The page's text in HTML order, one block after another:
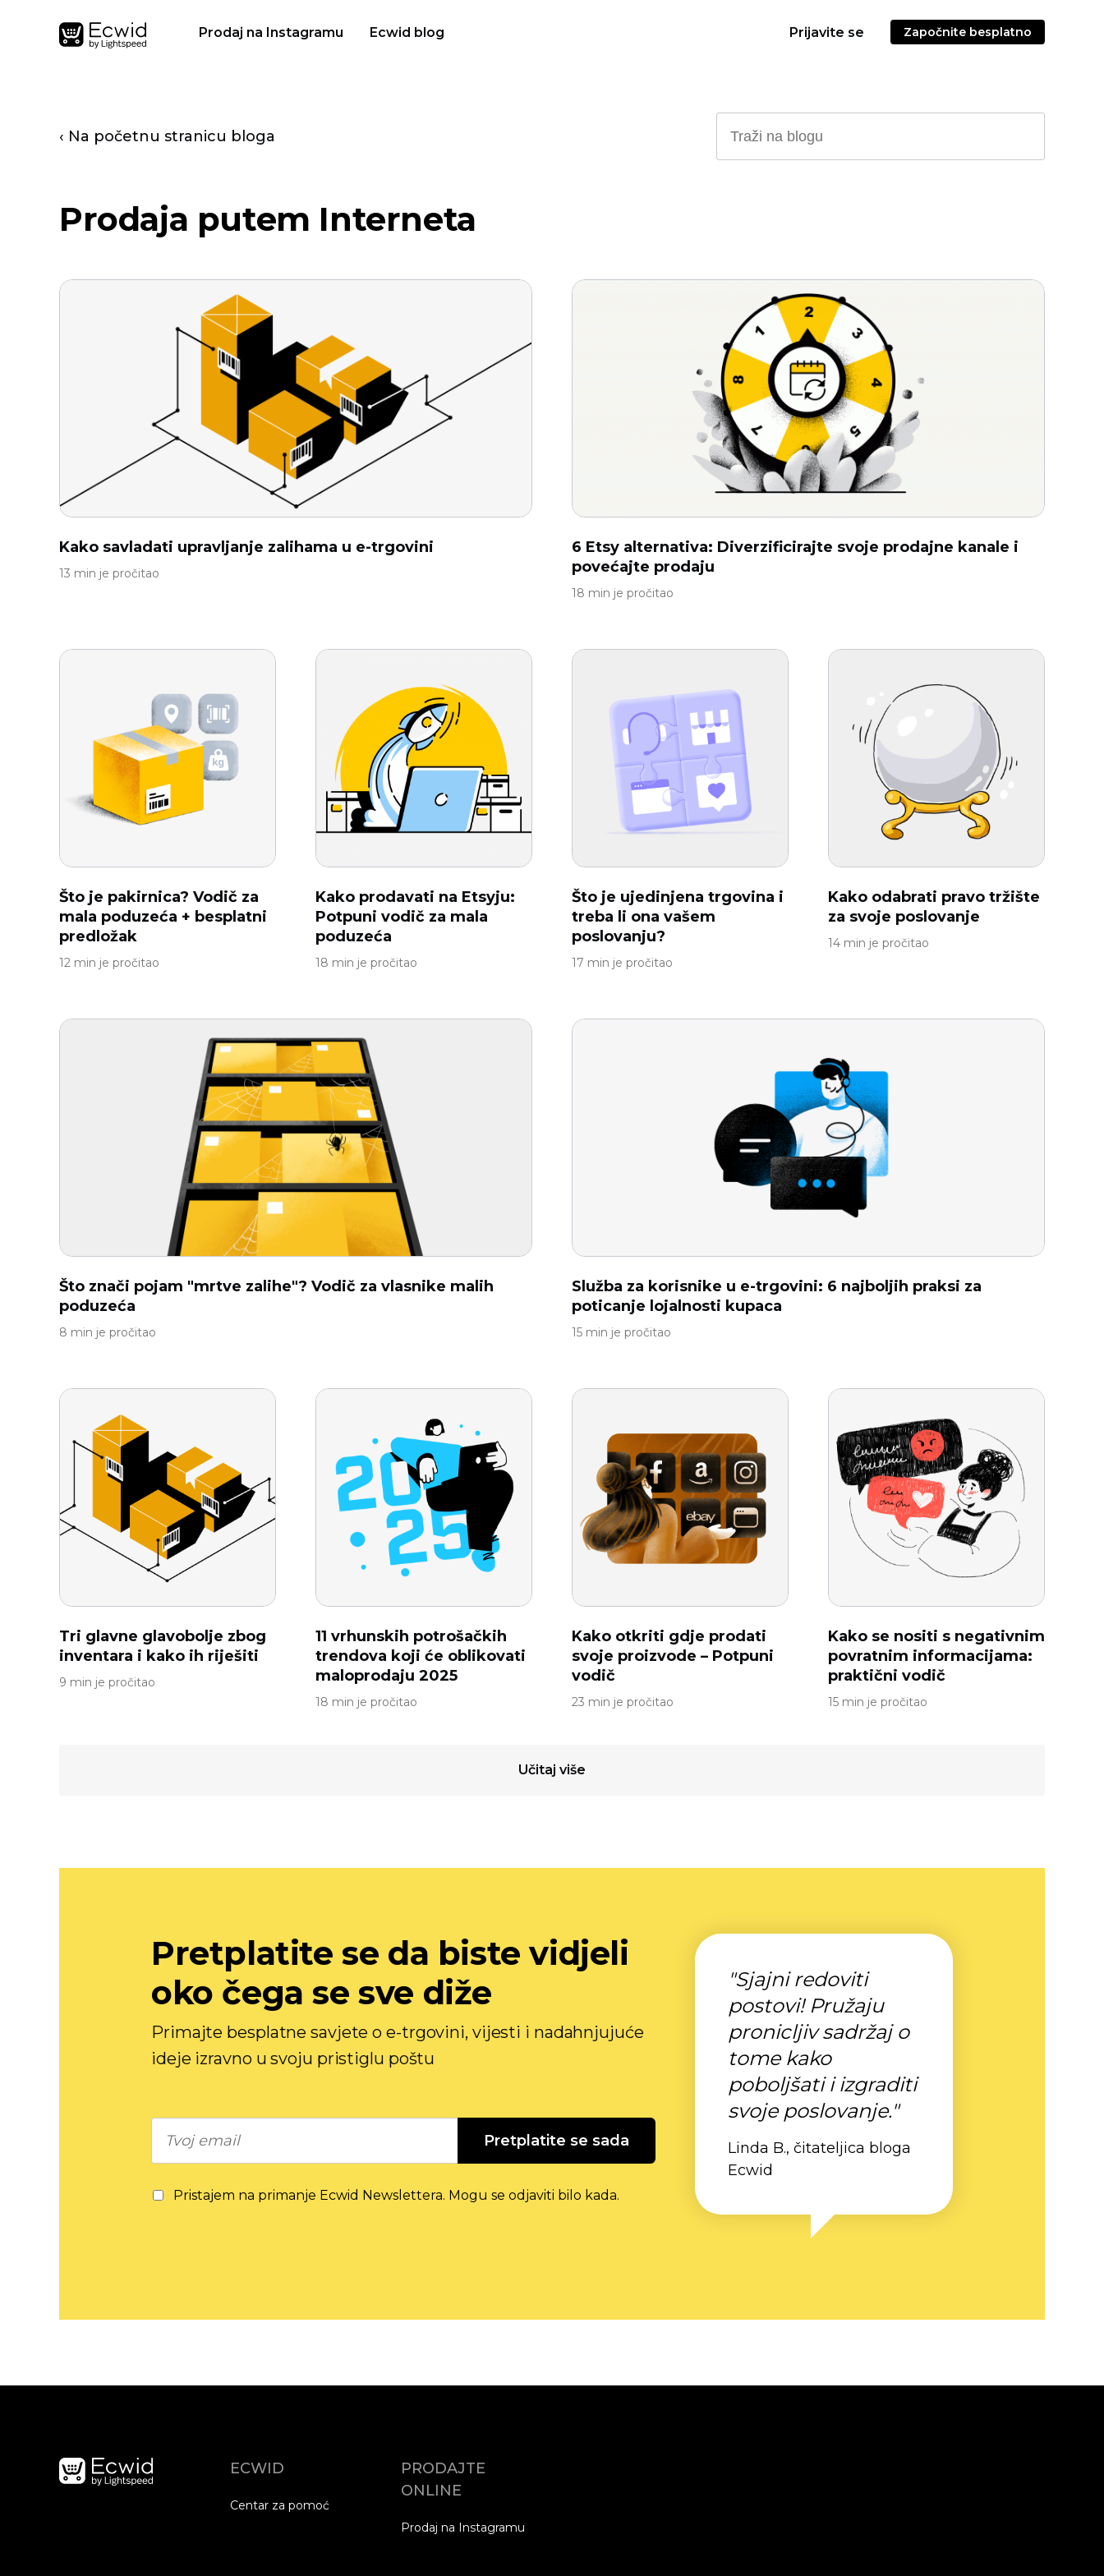
Prodaj na Instagramu Ecwid blog Prijavite se Započnite besplatno
‹ Na početnu stranicu bloga
Prodaja putem Interneta
Kako savladati upravljanje zalihama u e-trgovini
13 min je pročitao
6 Etsy alternativa: Diverzificirajte svoje prodajne kanale i
povećajte prodaju
18 min je pročitao
Što je pakirnica? Vodič za
mala poduzeća + besplatni
predložak
12 min je pročitao
Kako prodavati na Etsyju:
Potpuni vodič za mala
poduzeća
18 min je pročitao
Što je ujedinjena trgovina i
treba li ona vašem
poslovanju?
17 min je pročitao
Kako odabrati pravo tržište
za svoje poslovanje
14 min je pročitao
Što znači pojam "mrtve zalihe"? Vodič za vlasnike malih
poduzeća
8 min je pročitao
Služba za korisnike u e-trgovini: 6 najboljih praksi za
poticanje lojalnosti kupaca
15 min je pročitao
Tri glavne glavobolje zbog
inventara i kako ih riješiti
9 min je pročitao
11 vrhunskih potrošačkih
trendova koji će oblikovati
maloprodaju 2025
18 min je pročitao
Kako otkriti gdje prodati
svoje proizvode – Potpuni
vodič
23 min je pročitao
Kako se nositi s negativnim
povratnim informacijama:
praktični vodič
15 min je pročitao
Učitaj više
Pretplatite se da biste vidjeli
oko čega se sve diže
Primajte besplatne savjete o e-trgovini, vijesti i nadahnjujuće
ideje izravno u svoju pristiglu poštu
Pretplatite se sada
Pristajem na primanje Ecwid Newslettera. Mogu se odjaviti bilo kada.
"Sjajni redoviti
postovi! Pružaju
pronicljiv sadržaj o
tome kako
poboljšati i izgraditi
svoje poslovanje."
Linda B., čitateljica bloga
Ecwid
ECWID
Centar za pomoć
PRODAJTE
ONLINE
Prodaj na Instagramu